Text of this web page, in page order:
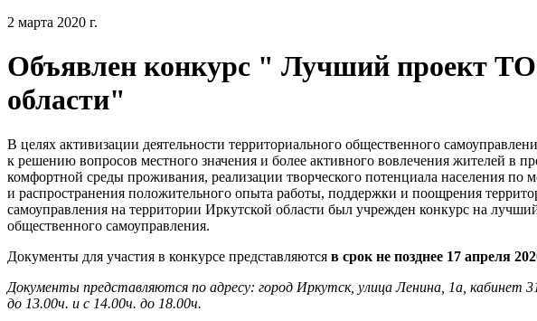
2 марта 2020 г.
Объявлен конкурс " Лучший проект
области"
В целях активизации деятельности территориального общественного
к решению вопросов местного значения и более активного вовлечения жителей в
комфортной среды проживания, реализации творческого потенциала населения по
и распространения положительного опыта работы, поддержки и поощрения
самоуправления на территории Иркутской области был учрежден конкурс на
общественного самоуправления.
Документы для участия в конкурсе представляются в срок не позднее 17 апреля
Документы представляются по адресу: город Иркутск, улица Ленина, 1а, кабинет
до 13.00ч. и с 14.00ч. до 18.00ч.